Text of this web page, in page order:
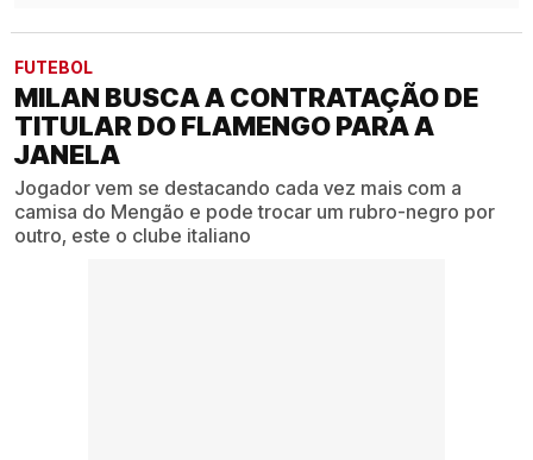
FUTEBOL
MILAN BUSCA A CONTRATAÇÃO DE
TITULAR DO FLAMENGO PARA A
JANELA
Jogador vem se destacando cada vez mais com a
camisa do Mengão e pode trocar um rubro-negro por
outro, este o clube italiano